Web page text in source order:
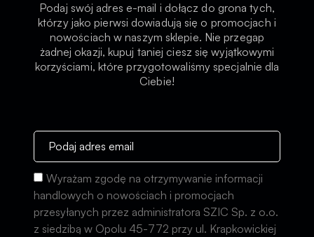
Podaj swój adres e-mail i dołącz do grona tych,
którzy jako pierwsi dowiadują się o promocjach i
nowościach w naszym sklepie. Nie przegap
żadnej okazji, kupuj taniej ciesz się wyjątkowymi
korzyściami, które przygotowaliśmy specjalnie dla
Ciebie!
Wyrażam zgodę na otrzymywanie informacji
handlowych o nowościach i promocjach
przesyłanych przez administratora SZIC Sp. z o.o.
z siedzibą w Opolu 45-772 przy ul. Krapkowickiej